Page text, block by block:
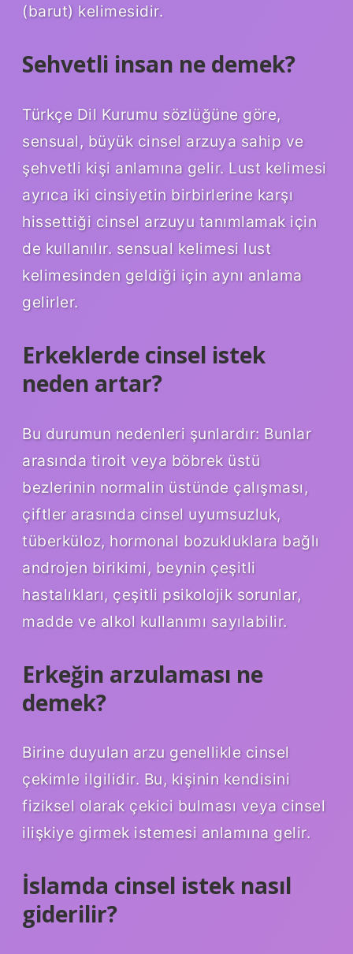
(barut) kelimesidir.
Sehvetli insan ne demek?
Türkçe Dil Kurumu sözlüğüne göre,
sensual, büyük cinsel arzuya sahip ve
şehvetli kişi anlamına gelir. Lust kelimesi
ayrıca iki cinsiyetin birbirlerine karşı
hissettiği cinsel arzuyu tanımlamak için
de kullanılır. sensual kelimesi lust
kelimesinden geldiği için aynı anlama
gelirler.
Erkeklerde cinsel istek
neden artar?
Bu durumun nedenleri şunlardır: Bunlar
arasında tiroit veya böbrek üstü
bezlerinin normalin üstünde çalışması,
çiftler arasında cinsel uyumsuzluk,
tüberküloz, hormonal bozukluklara bağlı
androjen birikimi, beynin çeşitli
hastalıkları, çeşitli psikolojik sorunlar,
madde ve alkol kullanımı sayılabilir.
Erkeğin arzulaması ne
demek?
Birine duyulan arzu genellikle cinsel
çekimle ilgilidir. Bu, kişinin kendisini
fiziksel olarak çekici bulması veya cinsel
ilişkiye girmek istemesi anlamına gelir.
İslamda cinsel istek nasıl
giderilir?